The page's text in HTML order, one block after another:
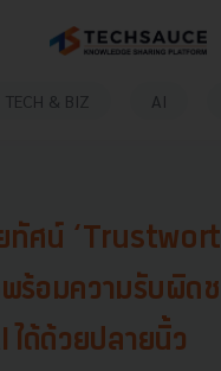
TECH & BIZ AI
ทัศน์
พร้อมความรับผิด
ได้ด้วยปลายนิ้ว